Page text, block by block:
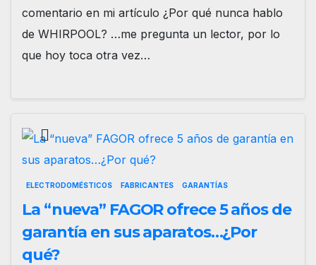
comentario en mi artículo ¿Por qué nunca hablo
de WHIRPOOL? …me pregunta un lector, por lo
que hoy toca otra vez…
ELECTRODOMÉSTICOS FABRICANTES GARANTÍAS
La “nueva” FAGOR ofrece 5 años de
garantía en sus aparatos…¿Por
qué?